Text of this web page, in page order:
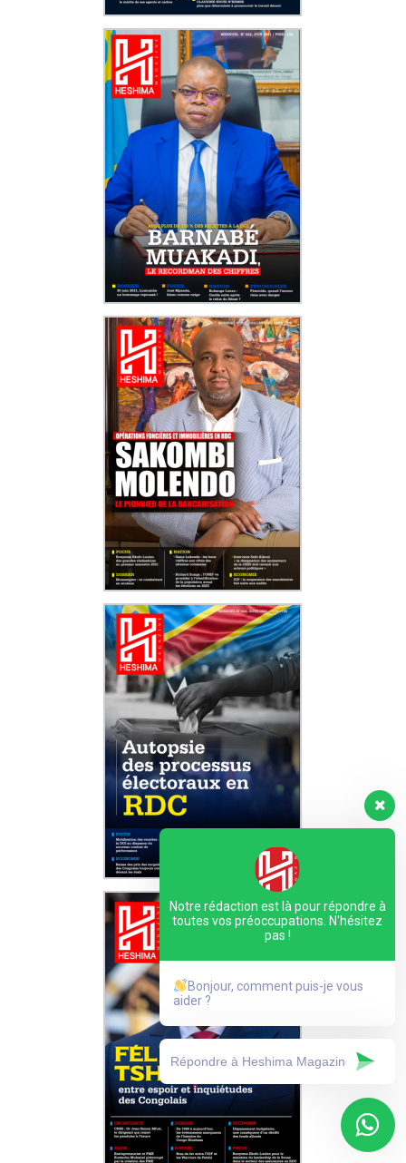
Notre rédaction est là pour répondre à
toutes vos préoccupations. N'hésitez
pas !
Bonjour, comment puis-je vous
aider ?